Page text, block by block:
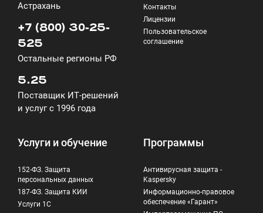
Астрахань
+7 (800) 30-25-
525
Остальные регионы РФ
5.25
Поставщик ИТ-решений
и услуг с 1996 года
Контакты
Лицензии
Пользовательское
соглашение
Услуги и обучение
152-ФЗ. Защита
персональных данных
187-ФЗ. Защита КИИ
Услуги 1С
Программы
Антивирусная защита -
Kaspersky
Информационно-правовое
обеспечение «Гарант»